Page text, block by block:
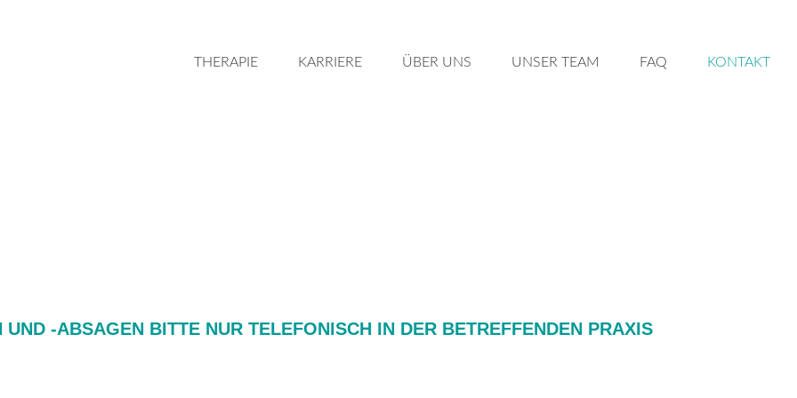
THE­RA­PIE KAR­RIE­RE ÜBER UNS UN­SER TEAM FAQ KON­TAKT
‑ABSAGEN BITTE NUR TELEFONISCH IN DER BETREFFENDEN PRAXIS